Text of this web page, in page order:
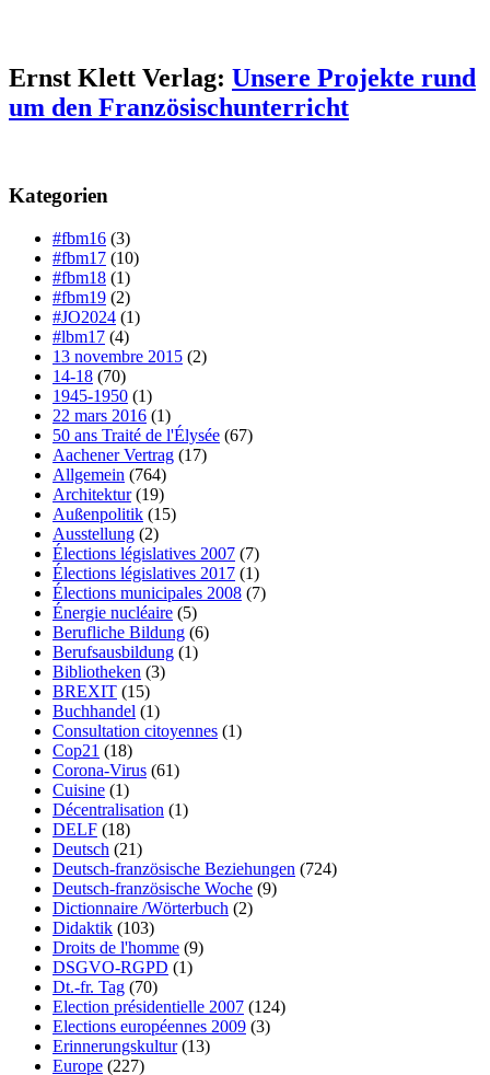
Ernst Klett Verlag: Unsere Projekte rund
um den Französischunterricht
Kategorien
#fbm16 (3)
#fbm17 (10)
#fbm18 (1)
#fbm19 (2)
#JO2024 (1)
#lbm17 (4)
13 novembre 2015 (2)
14-18 (70)
1945-1950 (1)
22 mars 2016 (1)
50 ans Traité de l'Élysée (67)
Aachener Vertrag (17)
Allgemein (764)
Architektur(19)
Außenpolitik (15)
Ausstellung (2)
Élections législatives 2007 (7)
Élections législatives 2017 (1)
Élections municipales 2008 (7)
Énergie nucléaire (5)
Berufliche Bildung (6)
Berufsausbildung (1)
Bibliotheken (3)
BREXIT (15)
Buchhandel (1)
Consultation citoyennes (1)
Cop21 (18)
Corona-Virus (61)
Cuisine (1)
Décentralisation (1)
DELF (18)
Deutsch (21)
Deutsch-französische Beziehungen (724)
Deutsch-französische Woche (9)
Dictionnaire /Wörterbuch (2)
Didaktik (103)
Droits de l'homme (9)
DSGVO-RGPD (1)
Dt.-fr. Tag (70)
Election présidentielle 2007 (124)
Elections européennes 2009 (3)
Erinnerungskultur(13)
Europe (227)